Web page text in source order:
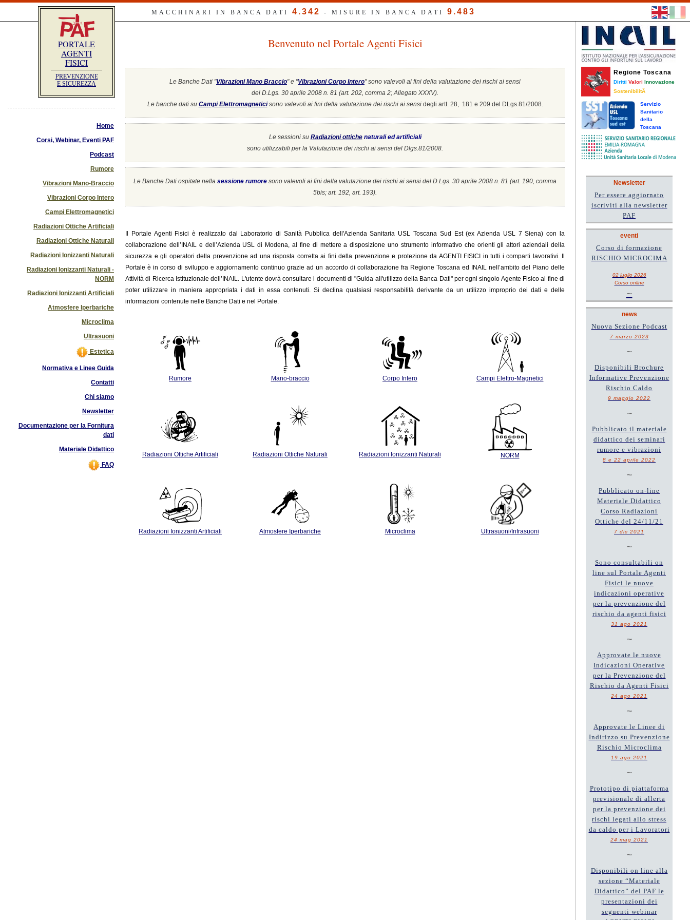
MACCHINARI IN BANCA DATI 4.342 - MISURE IN BANCA DATI 9.483
PORTALE
AGENTI
FISICI
PREVENZIONE
E SICUREZZA
Home
Corsi, Webinar, Eventi PAF
Podcast
Rumore
Vibrazioni Mano-Braccio
Vibrazioni Corpo Intero
Campi Elettromagnetici
Radiazioni Ottiche Artificiali
Radiazioni Ottiche Naturali
Radiazioni Ionizzanti Naturali
Radiazioni Ionizzanti Naturali -
NORM
Radiazioni Ionizzanti Artificiali
Atmosfere Iperbariche
Microclima
Ultrasuoni
Estetica
Normativa e Linee Guida
Contatti
Chi siamo
Newsletter
Documentazione per la Fornitura
dati
Materiale Didattico
FAQ
Benvenuto nel Portale Agenti Fisici
Le Banche Dati "Vibrazioni Mano Braccio" e "Vibrazioni Corpo Intero"sono valevoli ai fini della valutazione dei rischi ai sensi
del D.Lgs. 30 aprile 2008 n. 81 (art. 202, comma 2; Allegato XXXV).
Le banche dati su Campi Elettromagneticisono valevoli ai fini della valutazione dei rischi ai sensi degli artt. 28, 181 e 209 del DLgs.81/2008.
Le sessioni su Radiazioni ottiche naturali ed artificiali
sono utilizzabili per la Valutazione dei rischi ai sensi del Dlgs.81/2008.
Le Banche Dati ospitate nella sessione rumore sono valevoli ai fini della valutazione dei rischi ai sensi del D.Lgs. 30 aprile 2008 n. 81 (art. 190, comma
5bis; art. 192, art. 193).
Portale Agenti Fisici è realizzato dal Laboratorio di Sanità Pubblica dell'Azienda Sanitaria USL Toscana Sud Est (ex Azienda USL 7 Siena) con la
collaborazione dell’INAIL e dell’Azienda USL di Modena, al fine di mettere a disposizione uno strumento informativo che orienti gli attori aziendali della
sicurezza e gli operatori della prevenzione ad una risposta corretta ai fini della prevenzione e protezione da AGENTI FISICI in tutti i comparti lavorativi. Il
Portale è in corso di sviluppo e aggiornamentocontinuo grazie ad un accordo di collaborazione fra Regione Toscana ed INAIL nell’ambito del Piano delle
Attività di Ricerca Istituzionale dell’INAIL. L'utente dovrà consultare i documenti di "Guida all'utilizzo della Banca Dati" per ogni singolo Agente Fisico al fine di
poter utilizzare in maniera appropriata i dati in essa contenuti. Si declina qualsiasi responsabilità derivante da un utilizzo improprio dei dati e delle
informazioni contenute nelle Banche Dati e nel Portale.
Rumore Mano-braccio Corpo Intero Campi Elettro-Magnetici
Radiazioni Ottiche Artificiali Radiazioni Ottiche Naturali Radiazioni Ionizzanti Naturali NORM
Radiazioni Ionizzanti Artificiali Atmosfere Iperbariche Microclima Ultrasuoni/Infrasuoni
Regione Toscana
Diritti Valori Innovazione
SostenibilitÃ
Servizio
Sanitario
della
Toscana
Newsletter
Per essere aggiornato
iscriviti alla newsletter
PAF
eventi
Corso di formazione
RISCHIO MICROCIMA
02 luglio 2026
Corso online
~
news
Nuova Sezione Podcast
7 marzo 2023
~
Disponibili Brochure
Informative Prevenzione
Rischio Caldo
9 maggio 2022
~
Pubblicato il materiale
didattico dei seminari
rumore e vibrazioni
8 e 22 aprile 2022
~
Pubblicato on-line
Materiale Didattico
Corso Radiazioni
Ottiche del 24/11/21
7 dic 2021
~
Sono consultabili on
line sul Portale Agenti
Fisici le nuove
indicazioni operative
per la prevenzione del
rischio da agenti fisici
31 ago 2021
~
Approvate le nuove
Indicazioni Operative
per la Prevenzione del
Rischio da Agenti Fisici
24 ago 2021
~
Approvate le Linee di
Indirizzo su Prevenzione
Rischio Microclima
19 ago 2021
~
Prototipo di piattaforma
previsionale di allerta
per la prevenzione dei
rischi legati allo stress
da caldo per i Lavoratori
24 mag 2021
~
Disponibili on line alla
sezione “Materiale
Didattico” del PAF le
presentazioni dei
seguenti webinar